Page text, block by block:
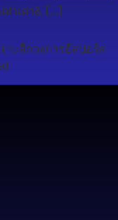
ฒ่าเต่า& […]
าะลึกวงการอีสปอร์ต